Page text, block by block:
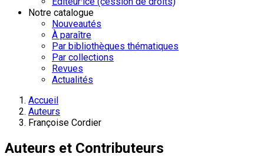
Notre catalogue
Nouveautés
À paraître
Par bibliothèques thématiques
Par collections
Revues
Actualités
Accueil
Auteurs
Françoise Cordier
Auteurs et Contributeurs